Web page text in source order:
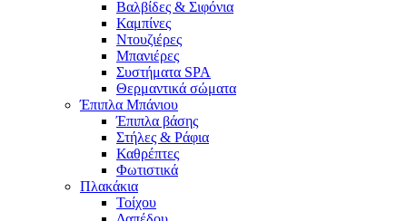
Βαλβίδες & Σιφόνια
Καμπίνες
Ντουζιέρες
Μπανιέρες
Συστήματα SPA
Θερμαντικά σώματα
Έπιπλα Μπάνιου
Έπιπλα βάσης
Στήλες & Ράφια
Καθρέπτες
Φωτιστικά
Πλακάκια
Τοίχου